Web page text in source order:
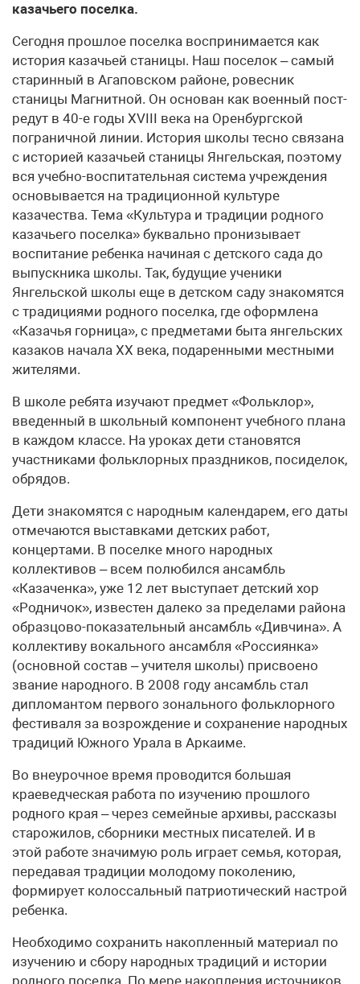
казачьего поселка.
Сегодня прошлое поселка воспринимается как
история казачьей станицы. Наш поселок – самый
старинный в Агаповском районе, ровесник
станицы Магнитной. Он основан как военный пост-
редут в 40-е годы XVIII века на Оренбургской
пограничной линии. История школы тесно связана
с историей казачьей станицы Янгельская, поэтому
вся учебно-воспитательная система учреждения
основывается на традиционной культуре
казачества. Тема «Культура и традиции родного
казачьего поселка» буквально пронизывает
воспитание ребенка начиная с детского сада до
выпускника школы. Так, будущие ученики
Янгельской школы еще в детском саду знакомятся
с традициями родного поселка, где оформлена
«Казачья горница», с предметами быта янгельских
казаков начала XX века, подаренными местными
жителями.
В школе ребята изучают предмет «Фольклор»,
введенный в школьный компонент учебного плана
в каждом классе. На уроках дети становятся
участниками фольклорных праздников, посиделок,
обрядов.
Дети знакомятся с народным календарем, его даты
отмечаются выставками детских работ,
концертами. В поселке много народных
коллективов – всем полюбился ансамбль
«Казаченка», уже 12 лет выступает детский хор
«Родничок», известен далеко за пределами района
образцово-показательный ансамбль «Дивчина». А
коллективу вокального ансамбля «Россиянка»
(основной состав – учителя школы) присвоено
звание народного. В 2008 году ансамбль стал
дипломантом первого зонального фольклорного
фестиваля за возрождение и сохранение народных
традиций Южного Урала в Аркаиме.
Во внеурочное время проводится большая
краеведческая работа по изучению прошлого
родного края – через семейные архивы, рассказы
старожилов, сборники местных писателей. И в
этой работе значимую роль играет семья, которая,
передавая традиции молодому поколению,
формирует колоссальный патриотический настрой
ребенка.
Необходимо сохранить накопленный материал по
изучению и сбору народных традиций и истории
родного поселка. По мере накопления источников